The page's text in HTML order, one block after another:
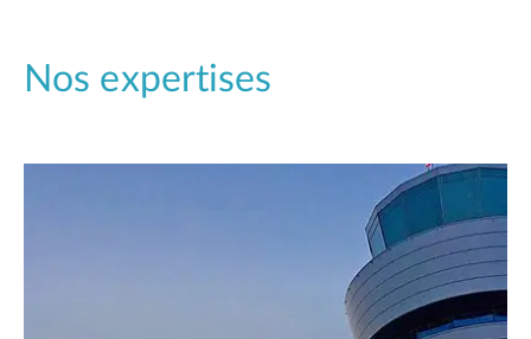
Nos expertises